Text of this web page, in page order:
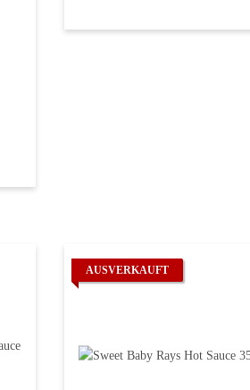
AUSVERKAUFT